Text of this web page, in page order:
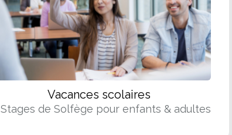
Vacances scolaires
Stages de Solfège pour enfants & adultes